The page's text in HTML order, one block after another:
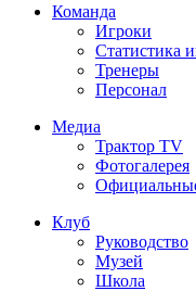
Команда
Игроки
Статистика
Тренеры
Персонал
Медиа
Трактор TV
Фотогалерея
Клуб
Руководство
Музей
Школа